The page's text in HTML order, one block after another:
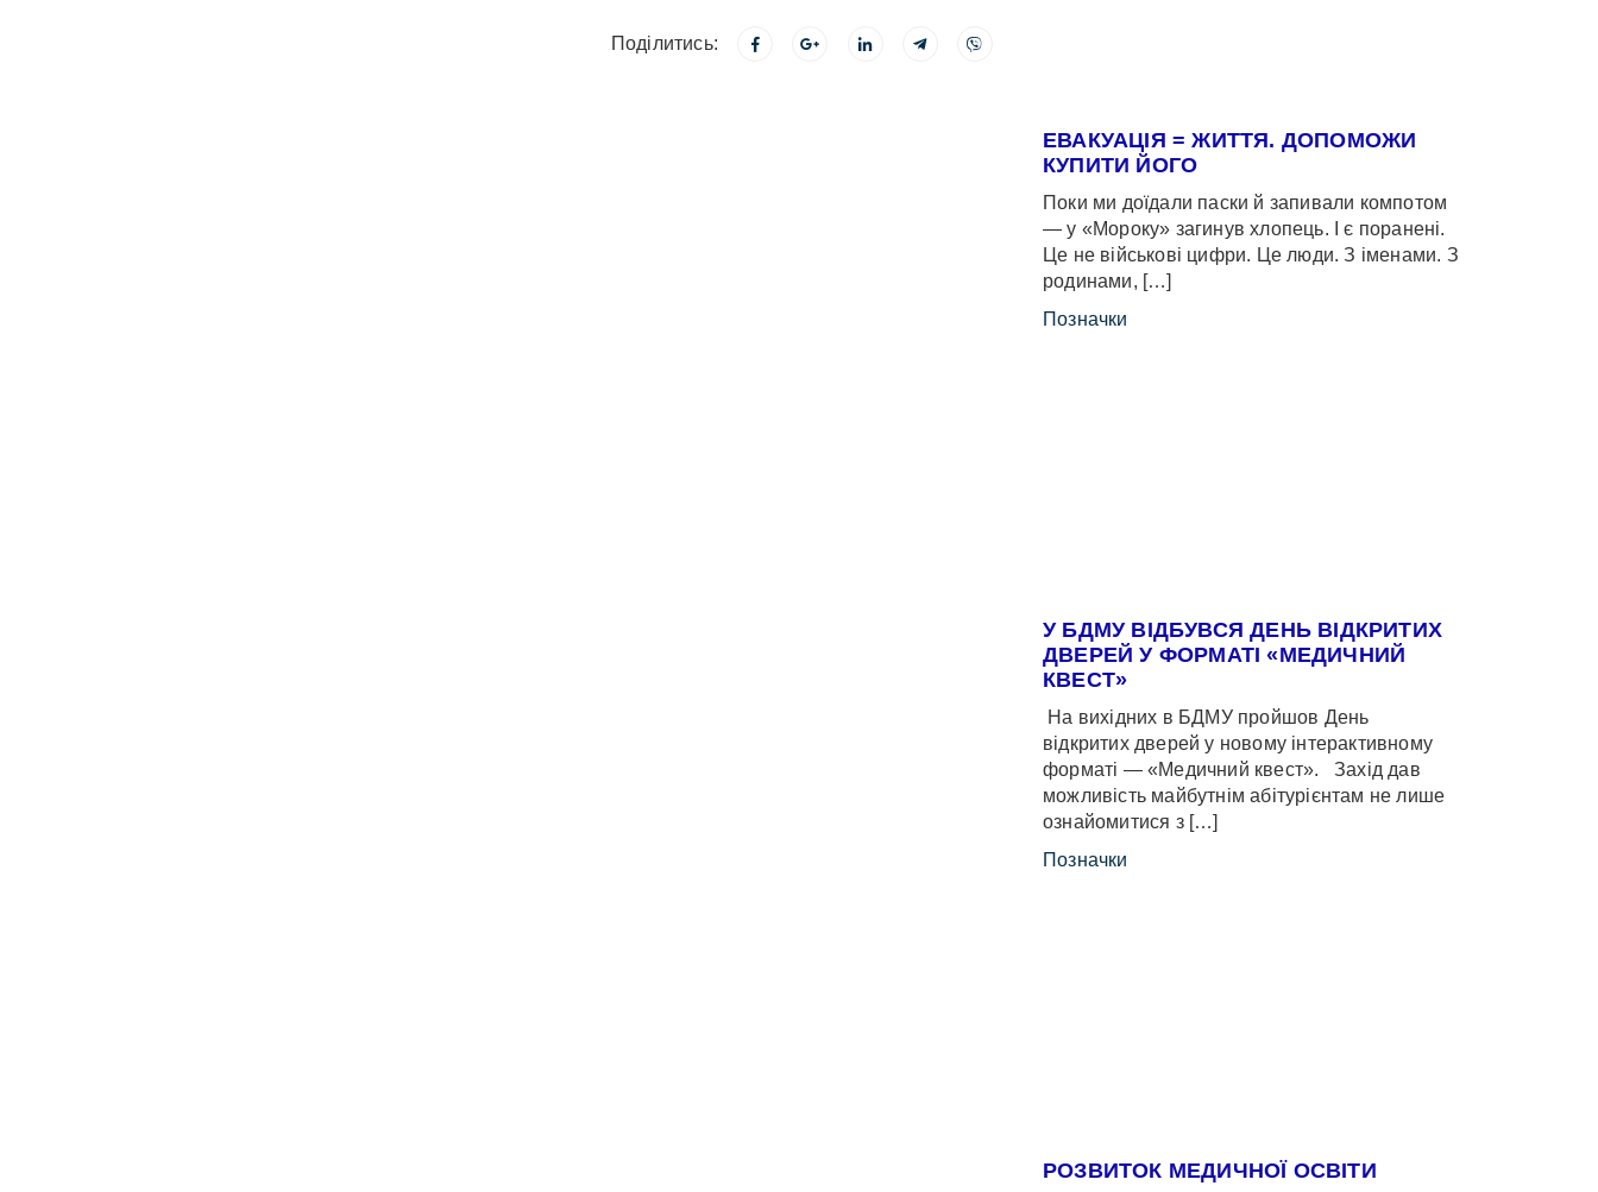
Поділитись:
ЕВАКУАЦІЯ = ЖИТТЯ. ДОПОМОЖИ
КУПИТИ ЙОГО
Поки ми доїдали паски й запивали компотом
— у «Мороку» загинув хлопець. І є поранені.
Це не військові цифри. Це люди. З іменами. З
родинами, […]
Позначки
У БДМУ ВІДБУВСЯ ДЕНЬ ВІДКРИТИХ
ДВЕРЕЙ У ФОРМАТІ «МЕДИЧНИЙ
КВЕСТ»
На вихідних в БДМУ пройшов День
відкритих дверей у новому інтерактивному
форматі — «Медичний квест». Захід дав
можливість майбутнім абітурієнтам не лише
ознайомитися з […]
Позначки
РОЗВИТОК МЕДИЧНОЇ ОСВІТИ